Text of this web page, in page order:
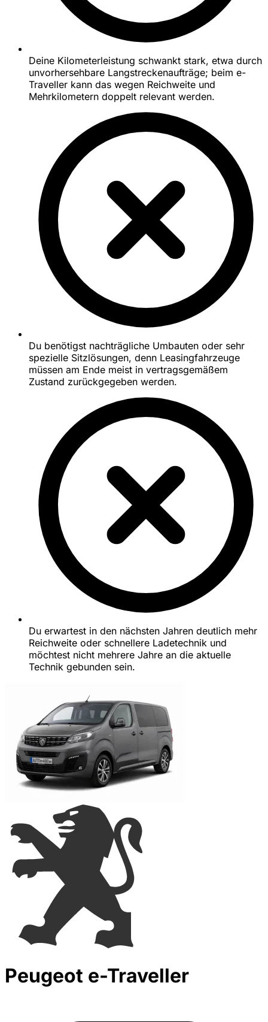
Deine Kilometerleistung schwankt stark, etwa durch
unvorhersehbare Langstreckenaufträge; beim e-
Traveller kann das wegen Reichweite und
Mehrkilometern doppelt relevant werden.
Du benötigst nachträgliche Umbauten oder sehr
spezielle Sitzlösungen, denn Leasingfahrzeuge
müssen am Ende meist in vertragsgemäßem
Zustand zurückgegeben werden.
Du erwartest in den nächsten Jahren deutlich mehr
Reichweite oder schnellere Ladetechnik und
möchtest nicht mehrere Jahre an die aktuelle
Technik gebunden sein.
Peugeot e-Traveller